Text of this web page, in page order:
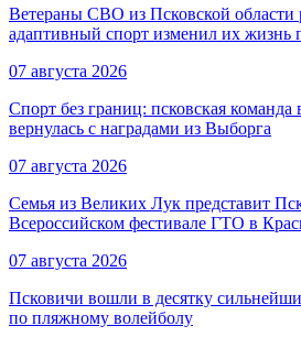
Ветераны СВО из Псковской области
адаптивный спорт изменил их жизнь
07 августа 2026
Спорт без границ: псковская
вернулась с наградами из Выборга
07 августа 2026
Семья из Великих Лук представит
Всероссийском фестивале ГТО в
07 августа 2026
Псковичи вошли в десятку
по пляжному волейболу